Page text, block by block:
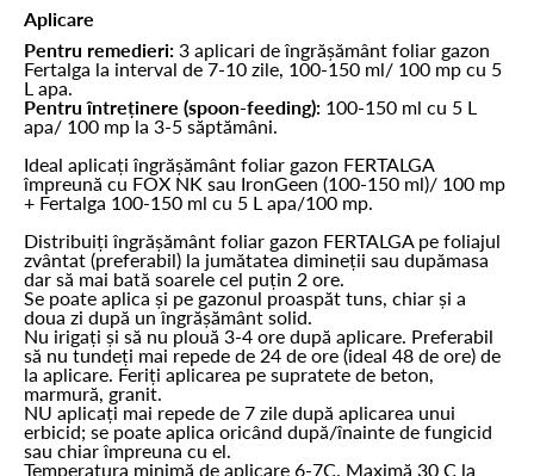
Aplicare
Pentru remedieri: 3 aplicari de îngrășământ foliar gazon
Fertalga la interval de 7-10 zile, 100-150 ml/ 100 mp cu 5
L apa.
Pentru întreținere (spoon-feeding): 100-150 ml cu 5 L
apa/ 100 mp la 3-5 săptămâni.
Ideal aplicați îngrășământ foliar gazon FERTALGA
împreună cu FOX NK sau IronGeen (100-150 ml)/ 100 mp
+ Fertalga 100-150 ml cu 5 L apa/100 mp.
Distribuiți îngrășământ foliar gazon FERTALGA pe foliajul
zvântat (preferabil) la jumătatea dimineții sau dupămasa
dar să mai bată soarele cel puțin 2 ore.
Se poate aplica și pe gazonul proaspăt tuns, chiar și a
doua zi după un îngrășământ solid.
Nu irigați și să nu plouă 3-4 ore după aplicare. Preferabil
să nu tundeți mai repede de 24 de ore (ideal 48 de ore) de
la aplicare. Feriți aplicarea pe supratete de beton,
marmură, granit.
NU aplicați mai repede de 7 zile după aplicarea unui
erbicid; se poate aplica oricând după/înainte de fungicid
sau chiar împreuna cu el.
Temperatura minimă de aplicare 6-7C. Maximă 30 C la